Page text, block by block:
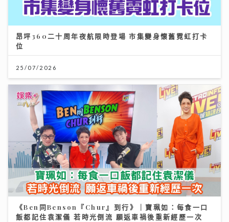
昂坪360二十周年夜航限時登場 市集變身懷舊霓虹打卡
位
25/07/2026
《Ben同Benson『Chur』到行》｜寶珮如：每食一口
飯都記住袁潔儀 若時光倒流 願返車禍後重新經歷一次